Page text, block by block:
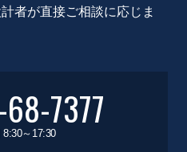
者が直接ご相談に応じま
7377
～17:30